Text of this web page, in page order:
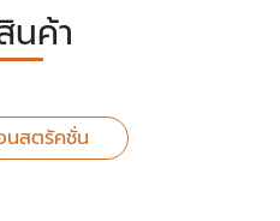
นค้า
สตรัคชั่น